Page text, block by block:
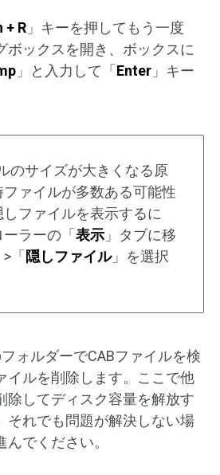
+ R 」キーを押してもう一度
ボックスを開き、ボックスに
」と入力して「 Enter 」キー
のサイズが大きくなる原
ファイルが多数ある可能性
ファイルを表示するに
ラーの「 表示 」タブに移
>「 隠しファイル」を選択
フォルダーでCABファイルを検
イルを削除します。ここで他
除してディスク容量を解放す
それでも問題が解決しない場
でください。